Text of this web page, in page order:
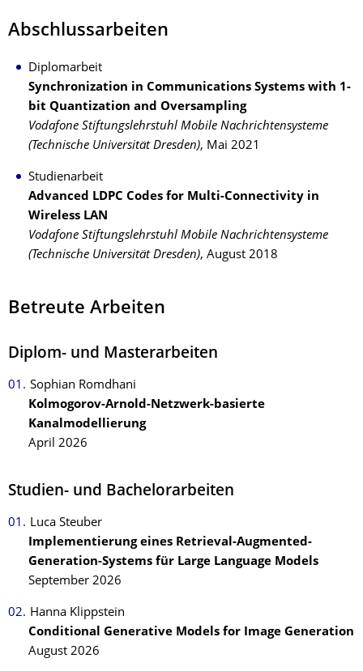
Abschlussarbeiten
Diplomarbeit
Synchronization in Communications Systems with 1-
bit Quantization and Oversampling
Vodafone Stiftungslehrstuhl Mobile Nachrichtensysteme
(Technische Universität Dresden), Mai 2021
Studienarbeit
Advanced LDPC Codes for Multi-Connectivity in
Wireless LAN
Vodafone Stiftungslehrstuhl Mobile Nachrichtensysteme
(Technische Universität Dresden), August 2018
Betreute Arbeiten
Diplom- und Masterarbeiten
Sophian Romdhani
Kolmogorov-Arnold-Netzwerk-basierte
Kanalmodellierung
April 2026
Studien- und Bachelorarbeiten
Luca Steuber
Implementierung eines Retrieval-Augmented-
Generation-Systems für Large Language Models
September 2026
Hanna Klippstein
Conditional Generative Models for Image Generation
August 2026